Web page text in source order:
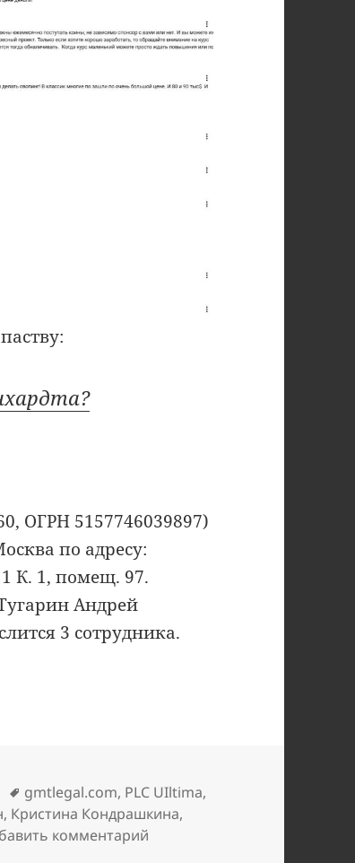
ОГРН 5157746039897)
по адресу:
К. 1, помещ. 97.
Андрей
3 сотрудника.
Метки
gmtlegal.com, PLC UIltima,
, Кристина Кондрашкина,
комментарий